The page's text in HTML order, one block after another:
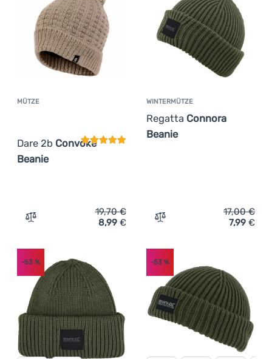
MÜTZE
Dare 2b Convoke
Beanie
Kundenbewertung
Zum Vergleich 'Mütze Dare 2b Convoke Beanie'
19,70€
8,99 €
WINTERMÜTZE
Regatta Connora
Beanie
Zum Vergleich
17,00€
7,99 €
-53 % -53%